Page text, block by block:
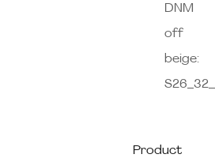
Product
DNM
off
beige: